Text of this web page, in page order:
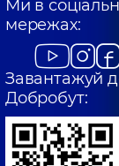
Ми в
мережах:
Завантажуй
Добробут: